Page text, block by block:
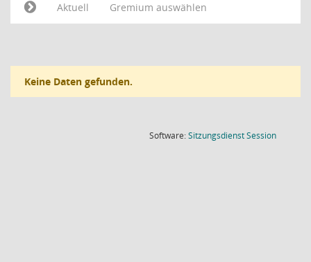
Aktuell
Gremium auswählen
Keine Daten gefunden.
Software:SitzungsdienstSession(Wird in